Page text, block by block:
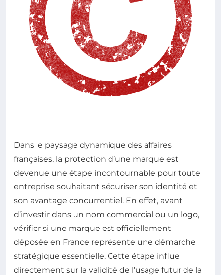
Dans le paysage dynamique des affaires
françaises, la protection d’une marque est
devenue une étape incontournable pour toute
entreprise souhaitant sécuriser son identité et
son avantage concurrentiel. En effet, avant
d’investir dans un nom commercial ou un logo,
vérifier si une marque est officiellement
déposée en France représente une démarche
stratégique essentielle. Cette étape influe
directement sur la validité de l’usage futur de la